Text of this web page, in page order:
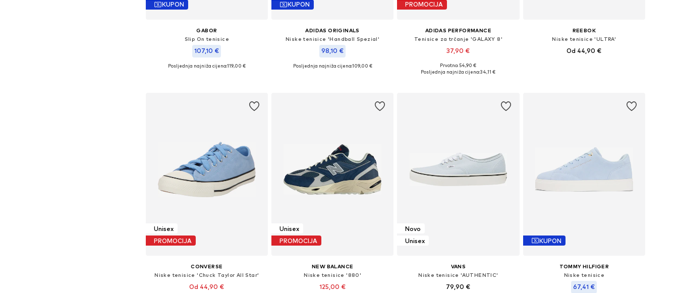
KUPON
GABOR
Slip On tenisice
107,10 €
Dostupne veličine: 36, 37, 38, 39, 40, 42
Posljednja najniža cijena:119,00 €
KUPON
ADIDAS ORIGINALS
Niske tenisice 'Handball Spezial'
98,10 €
+1
Dostupno u više veličina
Posljednja najniža cijena:109,00 €
PROMOCIJA
ADIDAS PERFORMANCE
Tenisice za trčanje 'GALAXY 8'
37,90 €
+ 6
Dostupno u više veličina
Prvotno: 54,90 €
Posljednja najniža cijena:34,11 €
REEBOK
Niske tenisice 'ULTRA'
Od 44,90 €
Unisex
PROMOCIJA
CONVERSE
Niske tenisice 'Chuck Taylor All Star'
Od 44,90 €
Unisex
PROMOCIJA
NEW BALANCE
Niske tenisice '880'
125,00 €
Novo
Unisex
VANS
Niske tenisice 'AUTHENTIC'
79,90 €
KUPON
TOMMY HILFIGER
Niske tenisice
67,41 €